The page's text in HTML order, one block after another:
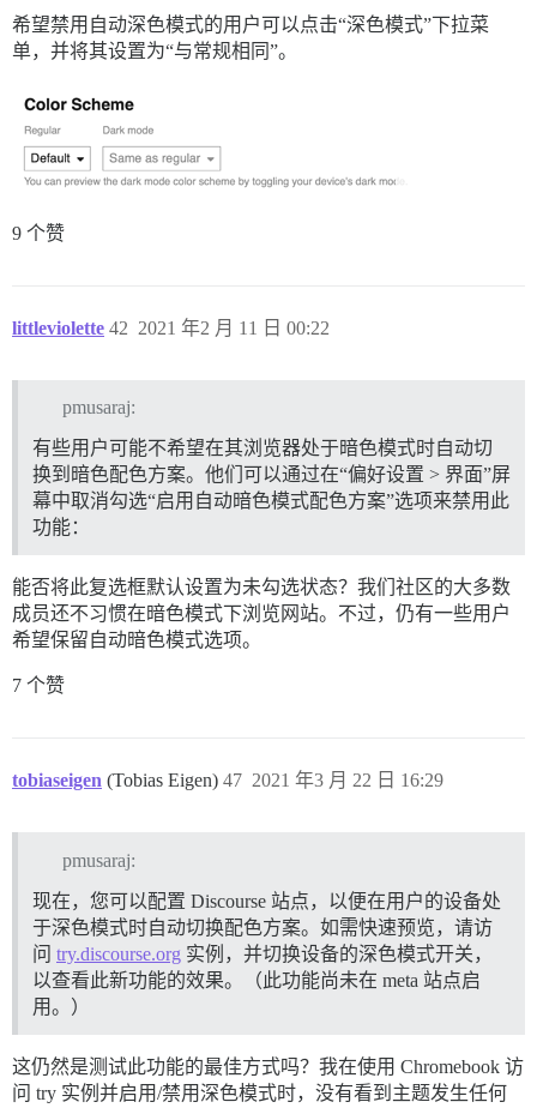
希望禁用自动深色模式的用户可以点击“深色模式”下拉菜
单，并将其设置为“与常规相同”。
9 个赞
littleviolette 2021 年2 月 11 日 00:22
42
pmusaraj:
有些用户可能不希望在其浏览器处于暗色模式时自动切
换到暗色配色方案。他们可以通过在“偏好设置 > 界面”屏
幕中取消勾选“启用自动暗色模式配色方案”选项来禁用此
功能：
能否将此复选框默认设置为未勾选状态？我们社区的大多数
成员还不习惯在暗色模式下浏览网站。不过，仍有一些用户
希望保留自动暗色模式选项。
7 个赞
tobiaseigen (Tobias Eigen) 2021 年3 月 22 日 16:29
47
pmusaraj:
现在，您可以配置 Discourse 站点，以便在用户的设备处
于深色模式时自动切换配色方案。如需快速预览，请访
问 try.discourse.org 实例，并切换设备的深色模式开关，
以查看此新功能的效果。（此功能尚未在 meta 站点启
用。）
这仍然是测试此功能的最佳方式吗？我在使用 Chromebook 访
问 try 实例并启用/禁用深色模式时，没有看到主题发生任何